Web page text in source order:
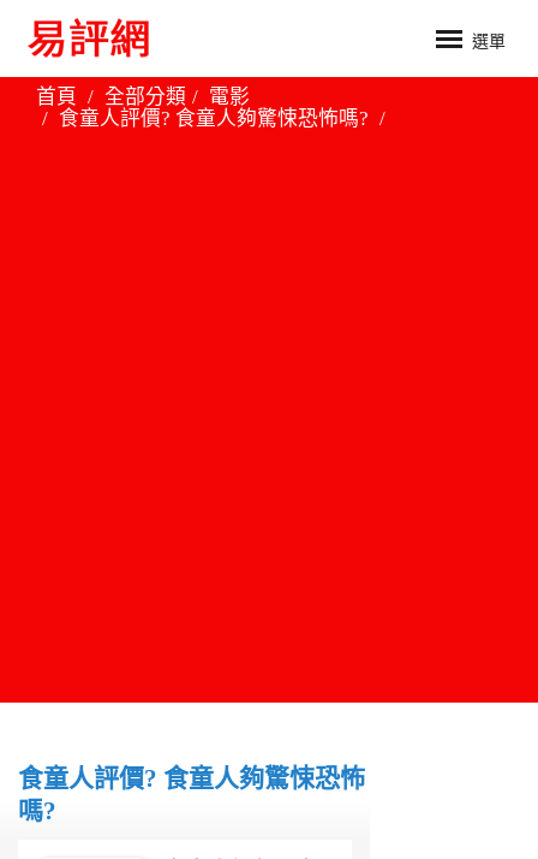
選單
首頁 全部分類
電影
食童人評價? 食童人夠驚悚恐怖嗎?
食童人評價? 食童人夠驚悚恐怖
嗎?